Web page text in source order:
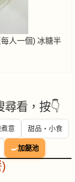
人一個) 冰糖半
看，按👇
意 甜品・小食
🍳加餸池